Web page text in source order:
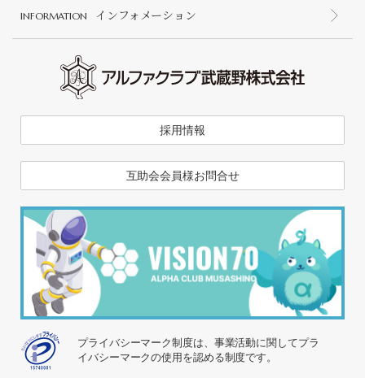
INFORMATION インフォメーション
採用情報
互助会会員様お問合せ
プライバシーマーク制度は、事業活動に関してプラ
イバシーマークの使用を認める制度です。